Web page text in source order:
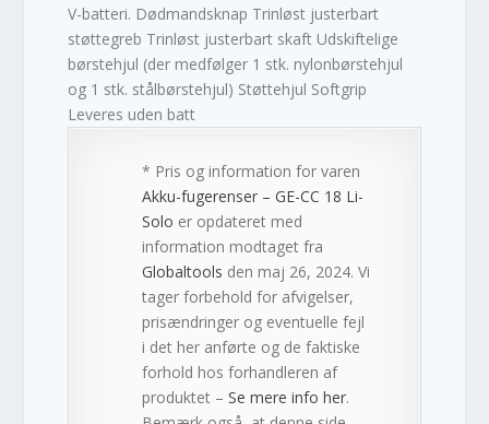
V-batteri. Dødmandsknap Trinløst justerbart
støttegreb Trinløst justerbart skaft Udskiftelige
børstehjul (der medfølger 1 stk. nylonbørstehjul
og 1 stk. stålbørstehjul) Støttehjul Softgrip
Leveres uden batt
* Pris og information for varen
Akku-fugerenser – GE-CC 18 Li-
Solo er opdateret med
information modtaget fra
Globaltools den maj 26, 2024. Vi
tager forbehold for afvigelser,
prisændringer og eventuelle fejl
i det her anførte og de faktiske
forhold hos forhandleren af
produktet –Se mere info her.